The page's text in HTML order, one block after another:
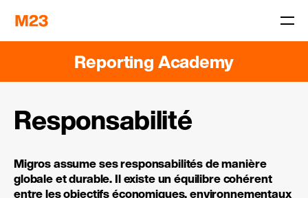
Reporting Academy
Responsabilité
Migros assume ses responsabilités de manière
globale et durable. Il existe un équilibre cohérent
entre les objectifs économiques, environnementaux